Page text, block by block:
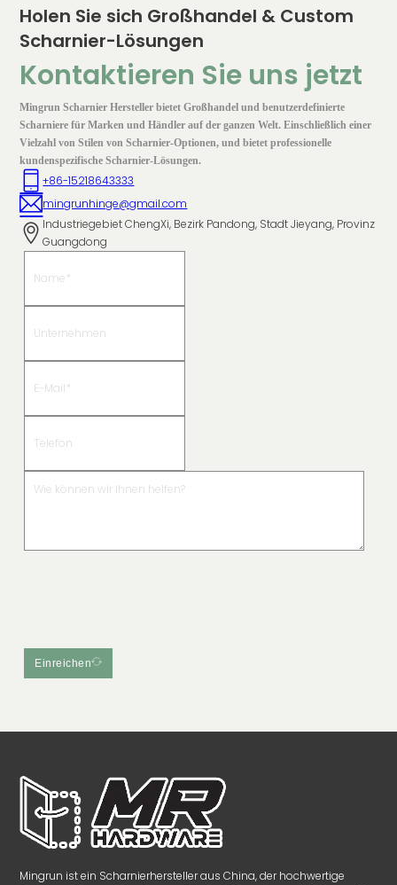
Holen Sie sich Großhandel & Custom
Scharnier-Lösungen
Kontaktieren Sie uns jetzt
Mingrun Scharnier Hersteller bietet Großhandel und benutzerdefinierte
Scharniere für Marken und Händler auf der ganzen Welt. Einschließlich einer
Vielzahl von Stilen von Scharnier-Optionen, und bietet professionelle
kundenspezifische Scharnier-Lösungen.
+86-15218643333
mingrunhinge@gmail.com
Industriegebiet ChengXi, Bezirk Pandong, Stadt Jieyang, Provinz
Guangdong
Einreichen
Mingrun ist ein Scharnierhersteller aus China, der hochwertige